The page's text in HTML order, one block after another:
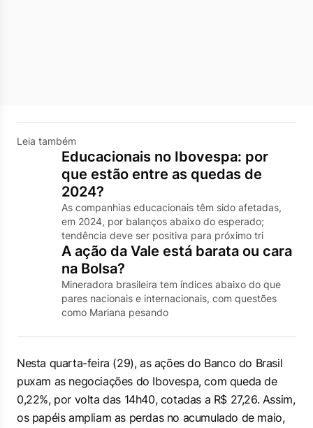
Leia também
Educacionais no Ibovespa: por
que estão entre as quedas de
2024?
As companhias educacionais têm sido afetadas,
em 2024, por balanços abaixo do esperado;
tendência deve ser positiva para próximo tri
A ação da Vale está barata ou cara
na Bolsa?
Mineradora brasileira tem índices abaixo do que
pares nacionais e internacionais, com questões
como Mariana pesando
Nesta quarta-feira (29), as ações do Banco do Brasil
puxam as negociações do Ibovespa, com queda de
0,22%, por volta das 14h40, cotadas a R$ 27,26. Assim,
os papéis ampliam as perdas no acumulado de maio,